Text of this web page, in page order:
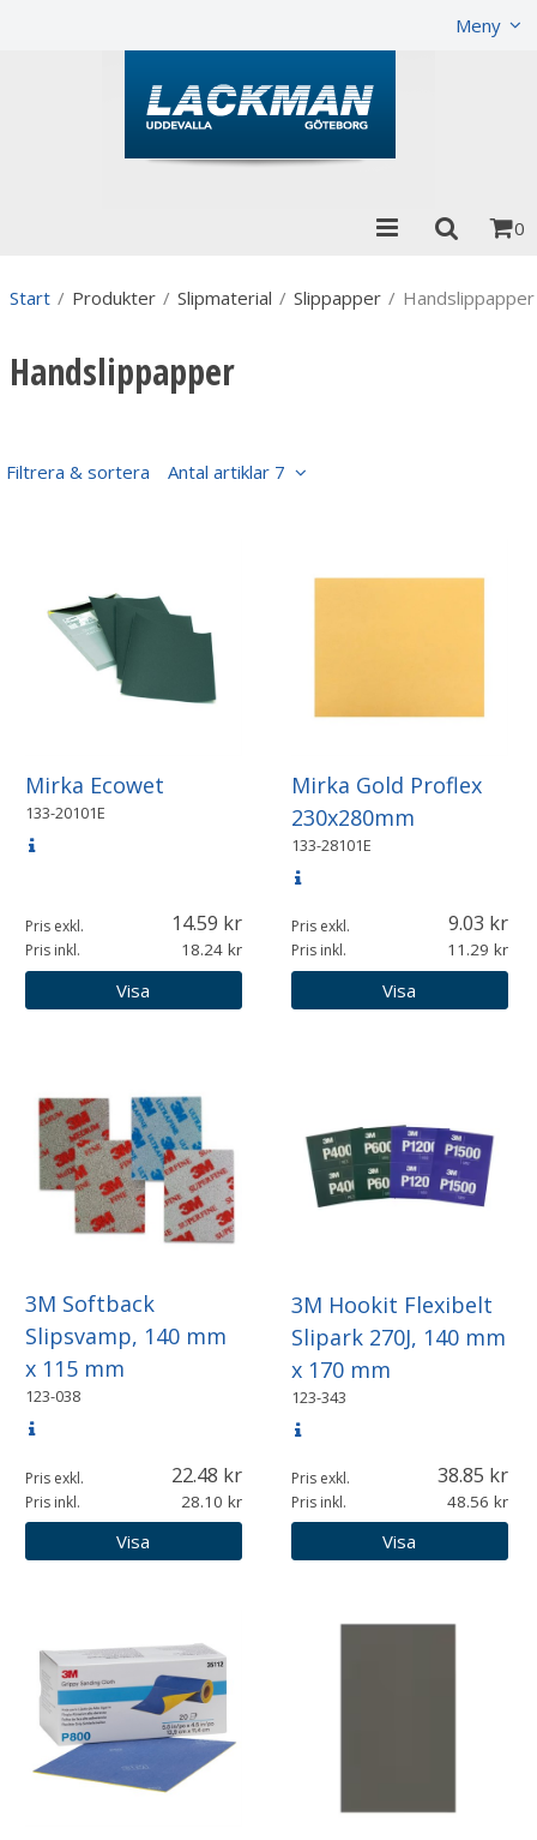
Meny
0
Start / Produkter / Slipmaterial / Slippapper / Handslippapper
Handslippapper
Filtrera & sortera Antal artiklar 7
Mirka Ecowet
133-20101E
Pris exkl. 14.59
Pris inkl. 18.24
Visa
Mirka Gold Proflex
230x280mm
133-28101E
Pris exkl. 9.03
Pris inkl. 11.29
Visa
3M Softback
Slipsvamp, 140 mm
x 115 mm
123-038
Pris exkl. 22.48
Pris inkl. 28.10
Visa
3M Hookit Flexibelt
Slipark 270J, 140 mm
x 170 mm
123-343
Pris exkl. 38.85
Pris inkl. 48.56
Visa